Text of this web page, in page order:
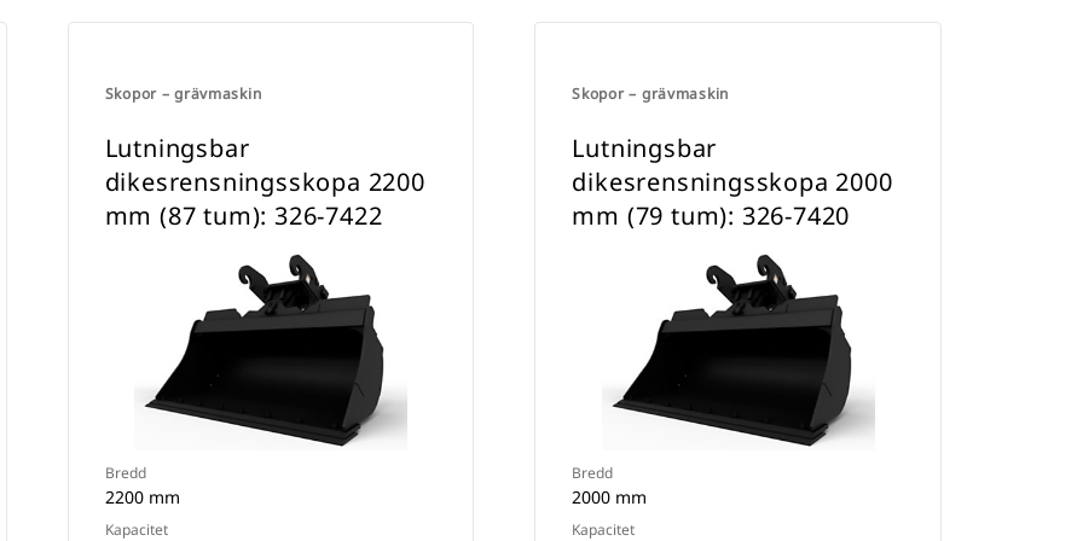
Skopor – grävmaskin
Lutningsbar
dikesrensningsskopa 2200
mm (87 tum): 326-7422
Bredd
2200 mm
Kapacitet
Skopor – grävmaskin
Lutningsbar
dikesrensningsskopa 2000
mm (79 tum): 326-7420
Bredd
2000 mm
Kapacitet